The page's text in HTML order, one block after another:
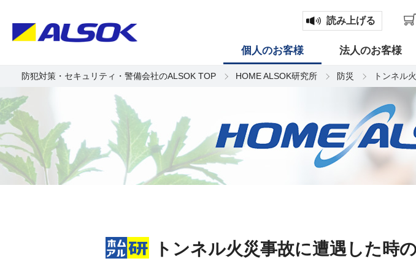
読み上げる
個人のお客様 法人のお客様
防犯対策・セキュリティ・警備会社のALSOK TOP HOME ALSOK研究所 防災 トンネル
トンネル火災事故に遭遇した時